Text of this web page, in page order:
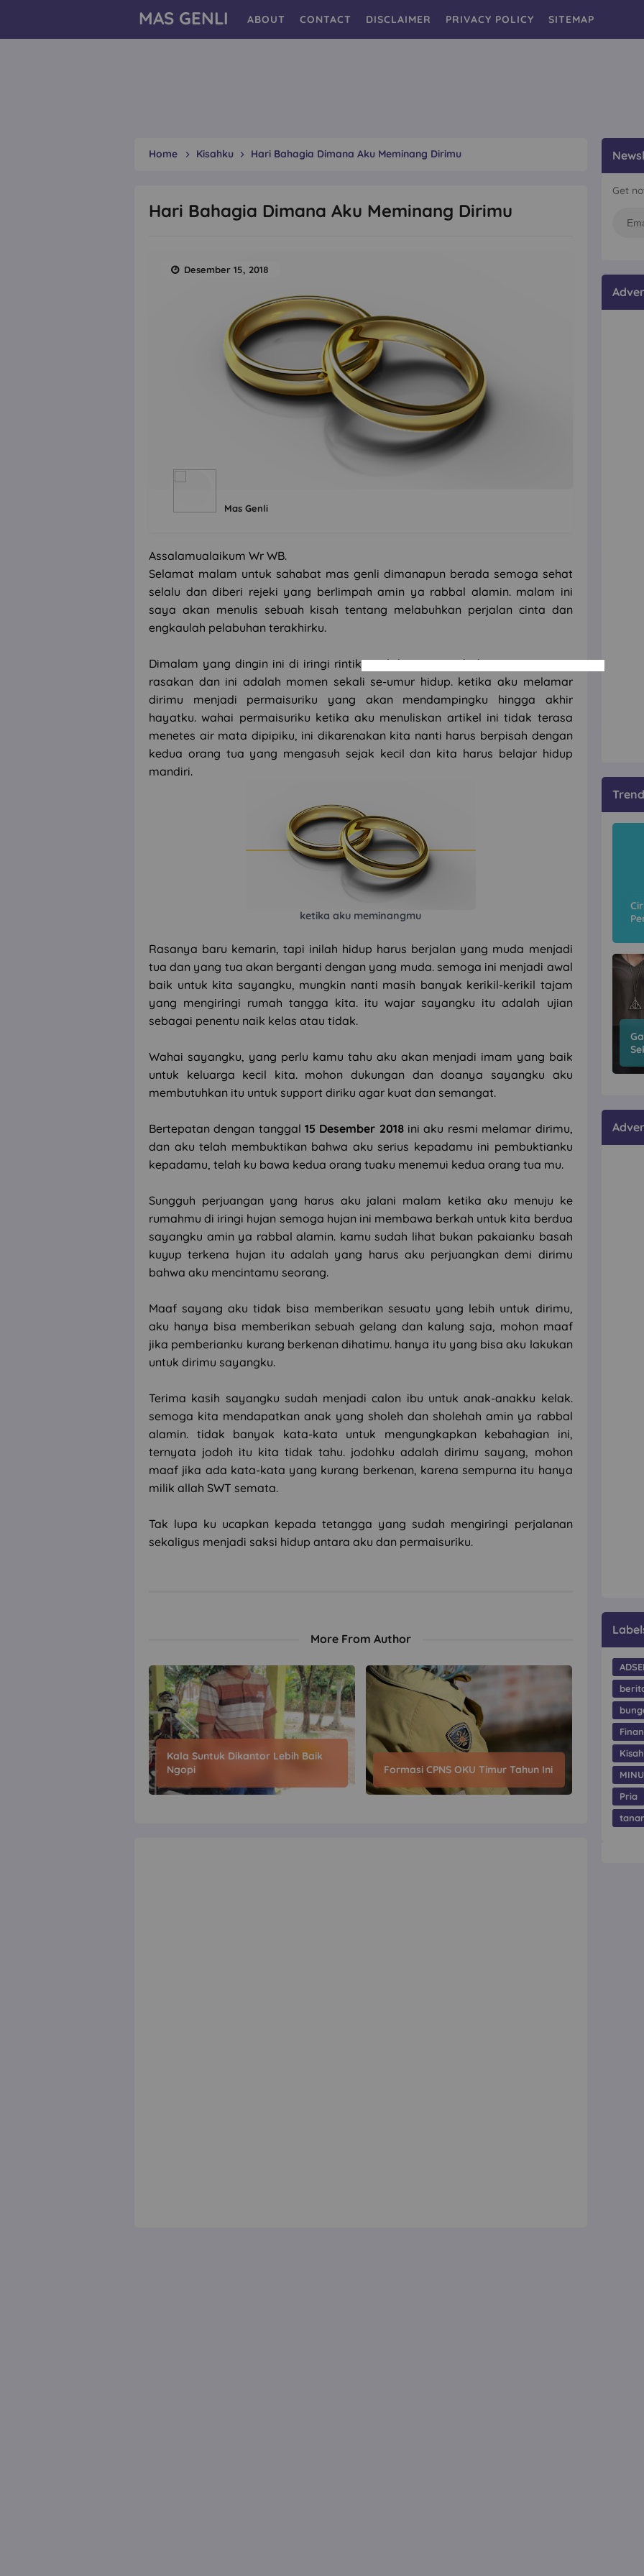
MAS GENLI ABOUT CONTACT DISCLAIMER PRIVACY POLICY SITEMAP
Home Kisahku Hari Bahagia Dimana Aku Meminang Dirimu
Hari Bahagia Dimana Aku Meminang Dirimu
Mas Genli
Desember 15, 2018
Assalamualaikum Wr WB.
Selamat malam untuk sahabat mas genli dimanapun berada semoga sehat
selalu dan diberi rejeki yang berlimpah amin ya rabbal alamin. malam ini
saya akan menulis sebuah kisah tentang melabuhkan perjalan cinta dan
engkaulah pelabuhan terakhirku.
Dimalam yang dingin ini di iringi rintik-rintik hujan, rasa bahagia yang saya
rasakan dan ini adalah momen sekali se-umur hidup. ketika aku melamar
dirimu menjadi permaisuriku yang akan mendampingku hingga akhir
hayatku. wahai permaisuriku ketika aku menuliskan artikel ini tidak terasa
menetes air mata dipipiku, ini dikarenakan kita nanti harus berpisah dengan
kedua orang tua yang mengasuh sejak kecil dan kita harus belajar hidup
mandiri.
ketika aku meminangmu
Rasanya baru kemarin, tapi inilah hidup harus berjalan yang muda menjadi
tua dan yang tua akan berganti dengan yang muda. semoga ini menjadi awal
baik untuk kita sayangku, mungkin nanti masih banyak kerikil-kerikil tajam
yang mengiringi rumah tangga kita. itu wajar sayangku itu adalah ujian
sebagai penentu naik kelas atau tidak.
Wahai sayangku, yang perlu kamu tahu aku akan menjadi imam yang baik
untuk keluarga kecil kita. mohon dukungan dan doanya sayangku aku
membutuhkan itu untuk support diriku agar kuat dan semangat.
Bertepatan dengan tanggal15 Desember 2018ini aku resmi melamar dirimu,
dan aku telah membuktikan bahwa aku serius kepadamu ini pembuktianku
kepadamu, telah ku bawa kedua orang tuaku menemui kedua orang tua mu.
Sungguh perjuangan yang harus aku jalani malam ketika aku menuju ke
rumahmu di iringi hujan semoga hujan ini membawa berkah untuk kita berdua
sayangku amin ya rabbal alamin. kamu sudah lihat bukan pakaianku basah
kuyup terkena hujan itu adalah yang harus aku perjuangkan demi dirimu
bahwa aku mencintamu seorang.
Maaf sayang aku tidak bisa memberikan sesuatu yang lebih untuk dirimu,
aku hanya bisa memberikan sebuah gelang dan kalung saja, mohon maaf
jika pemberianku kurang berkenan dihatimu. hanya itu yang bisa aku lakukan
untuk dirimu sayangku.
Terima kasih sayangku sudah menjadi calon ibu untuk anak-anakku kelak.
semoga kita mendapatkan anak yang sholeh dan sholehah amin ya rabbal
alamin. tidak banyak kata-kata untuk mengungkapkan kebahagian ini,
ternyata jodoh itu kita tidak tahu. jodohku adalah dirimu sayang, mohon
maaf jika ada kata-kata yang kurang berkenan, karena sempurna itu hanya
milik allah SWT semata.
Tak lupa ku ucapkan kepada tetangga yang sudah mengiringi perjalanan
sekaligus menjadi saksi hidup antara aku dan permaisuriku.
More From Author
Kala Suntuk Dikantor Lebih Baik
Ngopi
Formasi CPNS OKU Timur Tahun Ini
Get
Pria